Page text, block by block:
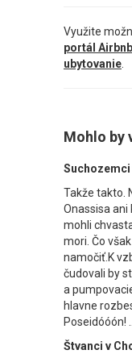
Využite
portál
ubytovanie.
Mohlo by
Suchozemci
Takže takto.
Onassisa
mohli
mori. Čo
namočiť.K
čudovali by
a
hlavne
Poseidóóón!
Štvanci v